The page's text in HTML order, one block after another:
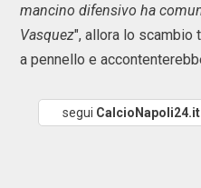
mancino difensivo ha
Vasquez", allora lo scambio
a pennello e
segui CalcioNapoli24.it